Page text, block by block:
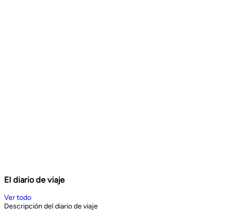
El diario de viaje
Ver todo
Descripción del diario de viaje